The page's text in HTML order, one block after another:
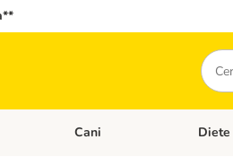
Cerca
Occasioni
Apri Menù Categoria: Gatti
Cani Apri
Diete